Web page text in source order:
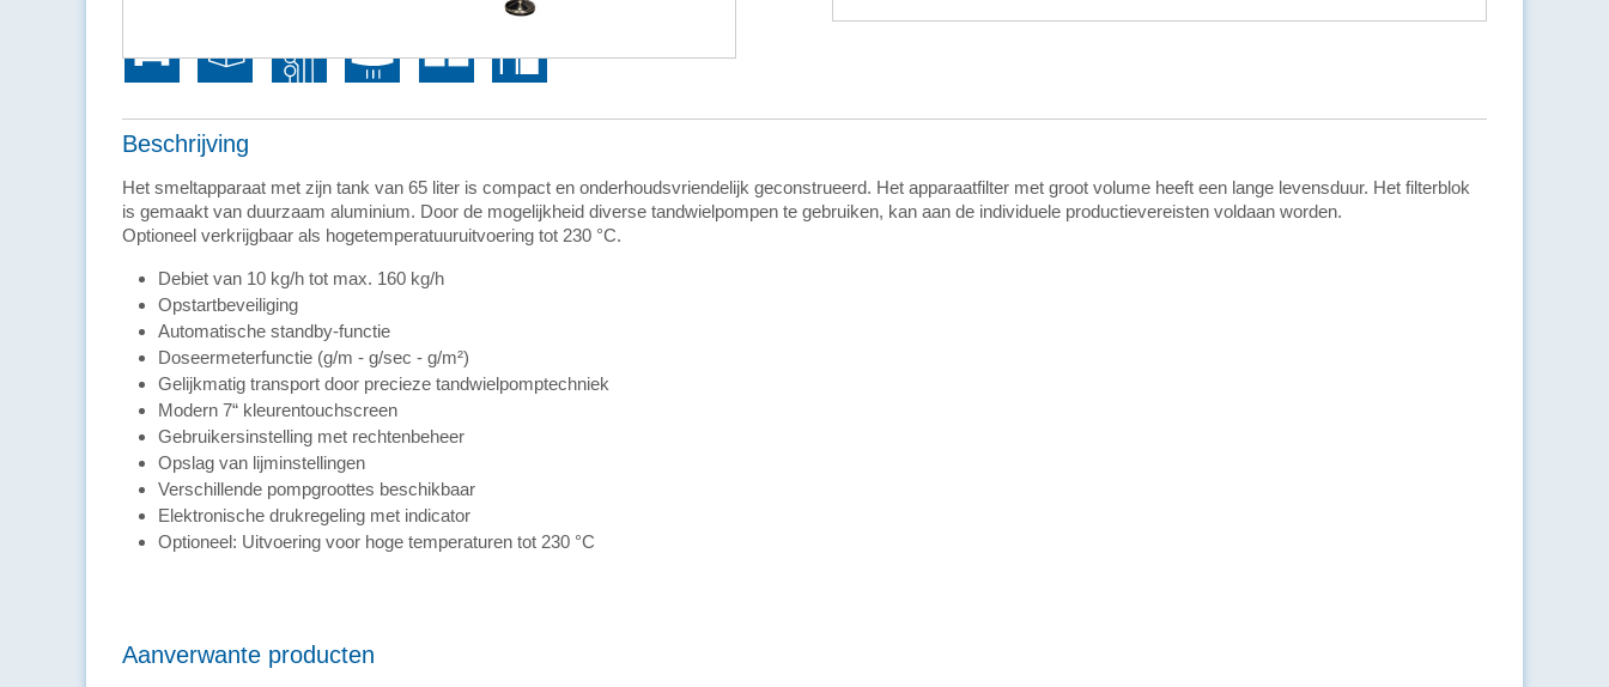
Beschrijving
Het smeltapparaat met zijn tank van 65 liter is compact en onderhoudsvriendelijk geconstrueerd. Het apparaatfilter met groot volume heeft een lange levensduur. Het filterblok
is gemaakt van duurzaam aluminium. Door de mogelijkheid diverse tandwielpompen te gebruiken, kan aan de individuele productievereisten voldaan worden.
Optioneel verkrijgbaar als hogetemperatuuruitvoering tot 230 °C.
Debiet van 10 kg/h tot max. 160 kg/h
Opstartbeveiliging
Automatische standby-functie
Doseermeterfunctie (g/m - g/sec - g/m²)
Gelijkmatig transport door precieze tandwielpomptechniek
Modern 7“ kleurentouchscreen
Gebruikersinstelling met rechtenbeheer
Opslag van lijminstellingen
Verschillende pompgroottes beschikbaar
Elektronische drukregeling met indicator
Optioneel: Uitvoering voor hoge temperaturen tot 230 °C
Aanverwante producten